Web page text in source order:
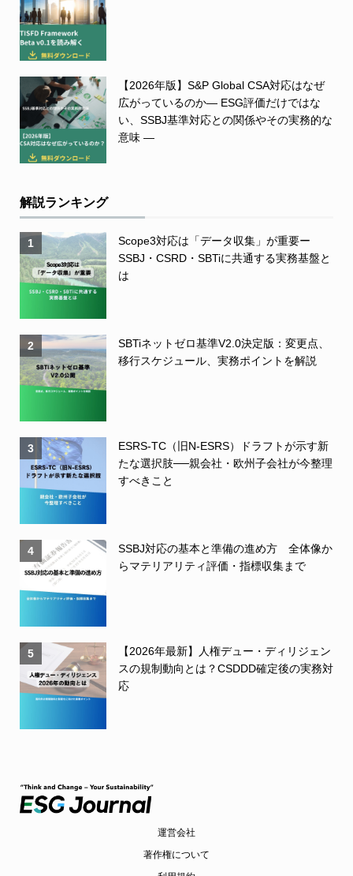
【2026年版】S&P Global CSA対応はなぜ
広がっているのか― ESG評価だけではな
い、SSBJ基準対応との関係やその実務的な
意味 ―
解説ランキング
1
Scope3対応は「データ収集」が重要ー
SSBJ・CSRD・SBTiに共通する実務基盤と
は
2
SBTiネットゼロ基準V2.0決定版：変更点、
移行スケジュール、実務ポイントを解説
3
ESRS-TC（旧N-ESRS）ドラフトが示す新
たな選択肢──親会社・欧州子会社が今整理
すべきこと
4
SSBJ対応の基本と準備の進め方 全体像か
らマテリアリティ評価・指標収集まで
5
【2026年最新】人権デュー・ディリジェン
スの規制動向とは？CSDDD確定後の実務対
応
運営会社
著作権について